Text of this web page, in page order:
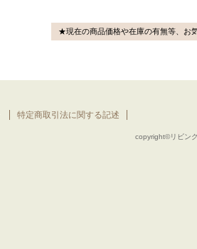
★現在の商品価格や在庫の有無等、お
copyright©リビン
特定商取引法に関する記述